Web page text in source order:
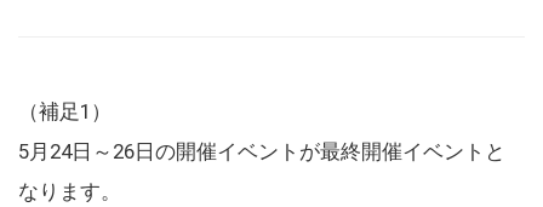
（補足1）
5月24日～26日の開催イベントが最終開催イベントと
なります。